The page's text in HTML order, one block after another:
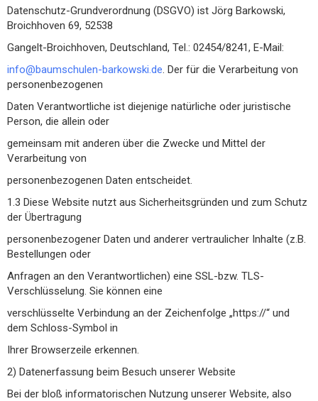
Datenschutz-Grundverordnung (DSGVO) ist Jörg Barkowski,
Broichhoven 69, 52538
Gangelt-Broichhoven, Deutschland, Tel.: 02454/8241, E-Mail:
info@baumschulen-barkowski.de. Der für die Verarbeitung von
personenbezogenen
Daten Verantwortliche ist diejenige natürliche oder juristische
Person, die allein oder
gemeinsam mit anderen über die Zwecke und Mittel der
Verarbeitung von
personenbezogenen Daten entscheidet.
1.3 Diese Website nutzt aus Sicherheitsgründen und zum Schutz
der Übertragung
personenbezogener Daten und anderer vertraulicher Inhalte (z.B.
Bestellungen oder
Anfragen an den Verantwortlichen) eine SSL-bzw. TLS-
Verschlüsselung. Sie können eine
verschlüsselte Verbindung an der Zeichenfolge „https://“ und
dem Schloss-Symbol in
Ihrer Browserzeile erkennen.
2) Datenerfassung beim Besuch unserer Website
Bei der bloß informatorischen Nutzung unserer Website, also